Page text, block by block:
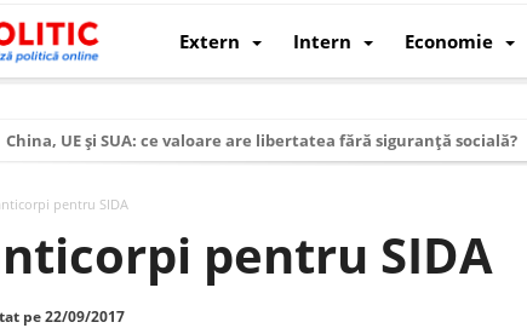
Extern Intern Economie
China, UE și SUA: ce valoare are libertatea fără siguranță socială?
Modelul economic al Chinei: cum a devenit atelierul lumii și rivalul
pentru SIDA
pentru SIDA
pe22/09/2017